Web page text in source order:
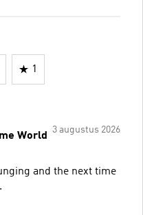
1
3 augustus 2026
World
and the next time